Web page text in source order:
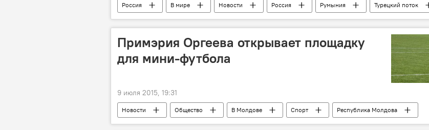
Россия В мире Новости Россия Румыния
Турецкий поток
намерение
Экономика
Примэрия Оргеева открывает площадку
для мини-футбола
9 июля 2015, 19:31
Новости Общество В Молдове Спорт
Республика Молдова
Оргеев
примэрия спортивная площадка мини-футбол